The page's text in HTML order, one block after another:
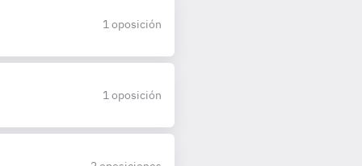
1 oposición
1 oposición